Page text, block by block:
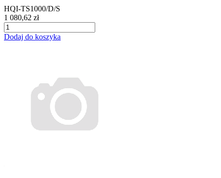
HQI-TS1000/D/S
1 080,62 zł
Dodaj do koszyka